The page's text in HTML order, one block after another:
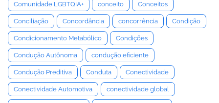
Comunidade LGBTQIA+ conceito Conceitos
Conciliação Concordância concorrência Condição
Condicionamento Metabólico Condições
Condução Autônoma condução eficiente
Condução Preditiva Conduta Conectividade
Conectividade Automotiva conectividade global